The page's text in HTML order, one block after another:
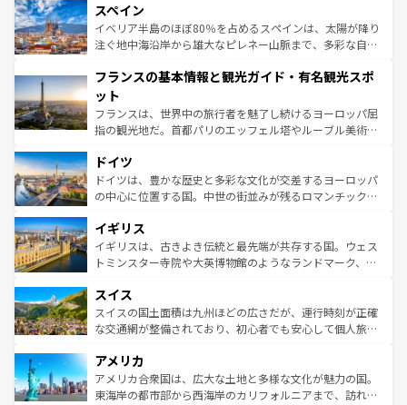
ろん、トスカーナの美しい田園風景やアマルフィ海岸の絶
景など、自然景観も見逃せない。観光の合間には、本場の
ピザやパスタなど、絶品のイタリア料理を堪能することも
ませてくれるイタリアで、忘れられない旅をしてみよう！
なお、新着のイタリア情報は
しい。
スペイン
イベリア半島のほぼ80％を占めるスペインは、太陽が降り
注ぐ地中海沿岸から雄大なピレネー山脈まで、多彩な自然
文化が根付くこの国では、情熱的なフラメンコ、熱気あふ
れる闘牛、そして美味しいタパスが生活の一部となってい
る。首都マドリードの洗練された雰囲気や、バルセロナの
アートに溢れた街角から、地方では古代ローマ遺跡や中世
せる。地方によって風土や気候が異なるスペインはその個
性で訪れる人を魅了する。 なお、新着のスペイン情報は コ
ンテンツ一覧を参照してほしい。
フランスの基本情報と観光ガイド・有名観光スポ
ット
フランスは、世界中の旅行者を魅了し続けるヨーロッパ屈
指の観光地だ。首都パリのエッフェル塔やルーブル美術館
で、幅広い魅力が詰まっている。華麗な宮殿、歴史的な大
聖堂、美しいビーチ、そして豊かな自然が、訪れる者を心
から魅了する。また、フランスは美食の国としても知ら
いる。シャンパンの発祥地であるランス、プロヴァンスの
香り高いラベンダー畑など、多彩な楽しみ方が可能だ。さ
らに、パリ以外の地域にも魅力が溢れており、どの街角に
れる地方に足を運ぶとそれぞれで全く異なる文化を体験で
きるだろう。 なお、新着のフランス情報はコンテンツ一覧
を参照してほしい。
ドイツ
ドイツは、豊かな歴史と多彩な文化が交差するヨーロッパ
の中心に位置する国。中世の街並みが残るロマンチック街
顔を持つこの国は、どこを歩いても飽きることがない。ベ
ルリンの文化的活気、バイエルン州のアルプスの絶景、そ
してライン川沿いのワイン畑といった風景は必見。ビール
は、お酒好きな人にはぜひ体験してほしい。 なお、新着の
ドイツ情報はコンテンツ一覧を参照してほしい。
イギリス
イギリスは、古きよき伝統と最先端が共存する国。ウェス
トミンスター寺院や大英博物館のようなランドマーク、歴
リアごとに異なる魅力がある。また、優雅なアフタヌーン
ティー、ビール好きにはたまらない英国パブ、サッカー観
戦など、本場だからこそできる体験も豊富。イギリスを旅
ンツ一覧を参照してほしい。
スイス
スイスの国土面積は九州ほどの広さだが、運行時刻が正確
な交通網が整備されており、初心者でも安心して個人旅行
の建物がそのまま残る町や、スイスならではのユニークな
博物館もあり、アルプス観光だけでなく町歩きも満喫する
ことができる。国民の所得が高いため物価も高いが、旅行
アメリカ
アメリカ合衆国は、広大な土地と多様な文化が魅力の国。
東海岸の都市部から西海岸のカリフォルニアまで、訪れる